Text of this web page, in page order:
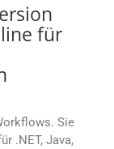
für
Sie
.NET, Java,